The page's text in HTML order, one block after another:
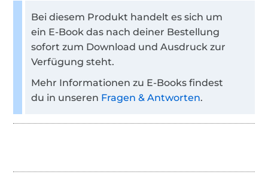
Bei diesem Produkt handelt es sich um
ein E-Book das nach deiner Bestellung
sofort zum Download und Ausdruck zur
Verfügung steht.
Mehr Informationen zu E-Books findest
du in unseren Fragen & Antworten.